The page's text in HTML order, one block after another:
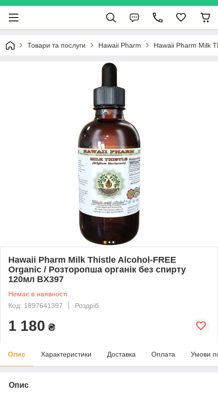
Товари та послуги Hawaii Pharm Hawaii Pharm Milk
Hawaii Pharm Milk Thistle Alcohol-FREE
Organic / Розторопша органік без спирту
120мл BX397
Немає в наявності
Код: 1897641397
Роздріб
1 180 ₴
Опис Характеристики Доставка Оплата Умови
Опис